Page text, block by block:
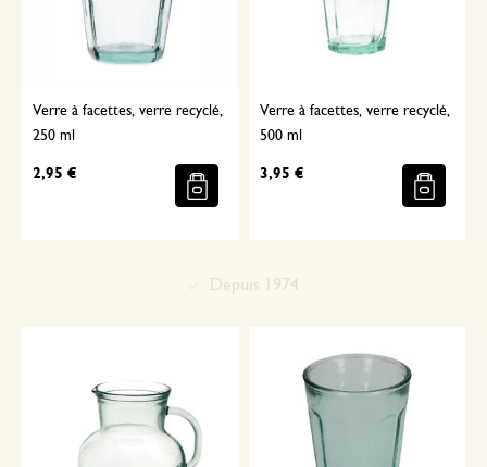
Verre à facettes, verre recyclé,
250 ml
2,95 €
Verre à facettes, verre recyclé,
500 ml
3,95 €
Sélectionné avec soin